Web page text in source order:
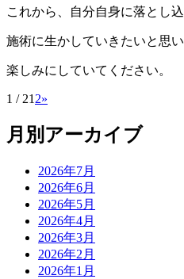
これから、自分自身に落とし
施術に生かしていきたいと思い
楽しみにしていてください。
1 / 21 2»
月別アーカイブ
2026年7月
2026年6月
2026年5月
2026年4月
2026年3月
2026年2月
2026年1月